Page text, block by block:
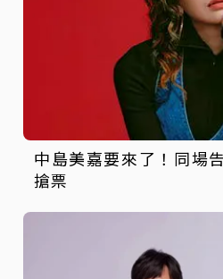
中島美嘉要來了！同場
搶票